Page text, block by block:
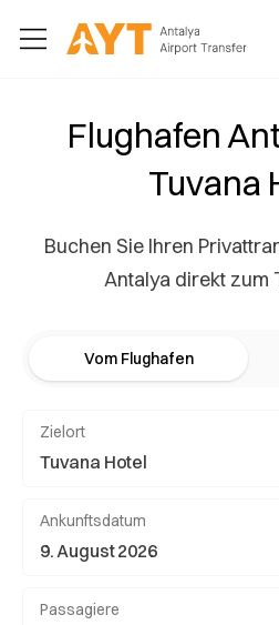
Flughafen
Tuvana
Buchen Sie Ihren
Antalya direkt zum
Vom Flughafen
Zielort
Ankunftsdatum
Passagiere